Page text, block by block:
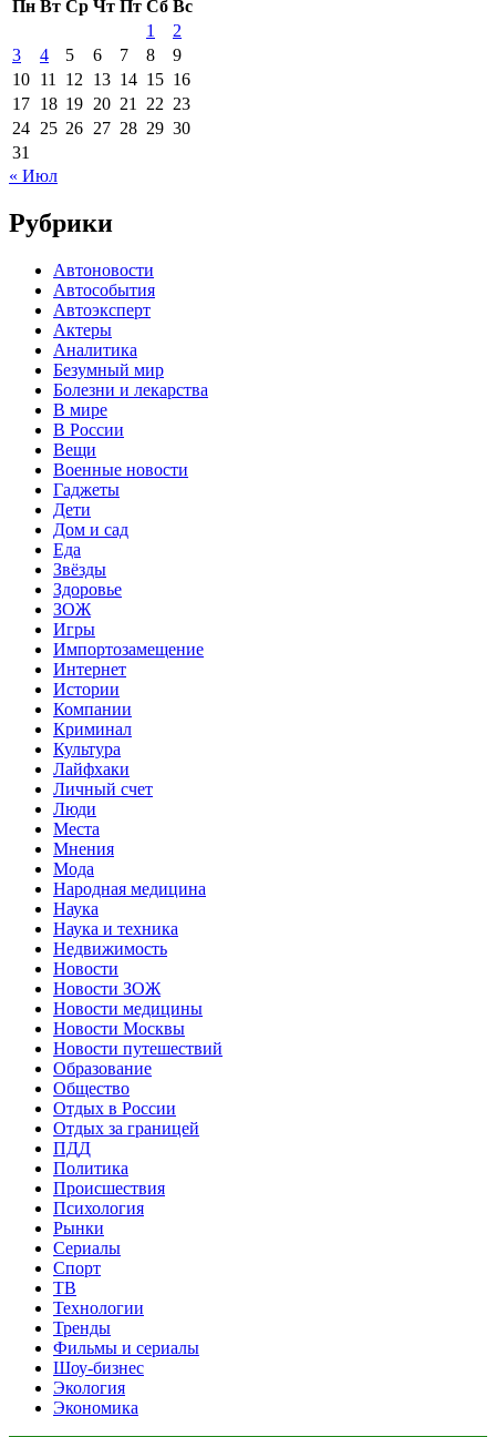
Пн Вт Ср Чт Пт Сб Вс
1
2
3
4 5 6 7 8
9
10 11 12 13 14 15 16
17 18 19 20 21 22 23
24 25 26 27 28 29 30
31
« Июл
Рубрики
Автоновости
Автособытия
Автоэксперт
Актеры
Аналитика
Безумный мир
Болезни и лекарства
В мире
В России
Вещи
Военные новости
Гаджеты
Дети
Дом и сад
Еда
Звёзды
Здоровье
ЗОЖ
Игры
Импортозамещение
Интернет
Истории
Компании
Криминал
Культура
Лайфхаки
Личный счет
Люди
Места
Мнения
Мода
Народная медицина
Наука
Наука и техника
Недвижимость
Новости
Новости ЗОЖ
Новости медицины
Новости Москвы
Новости путешествий
Образование
Общество
Отдых в России
Отдых за границей
ПДД
Политика
Происшествия
Психология
Рынки
Сериалы
Спорт
ТВ
Технологии
Тренды
Фильмы и сериалы
Шоу-бизнес
Экология
Экономика